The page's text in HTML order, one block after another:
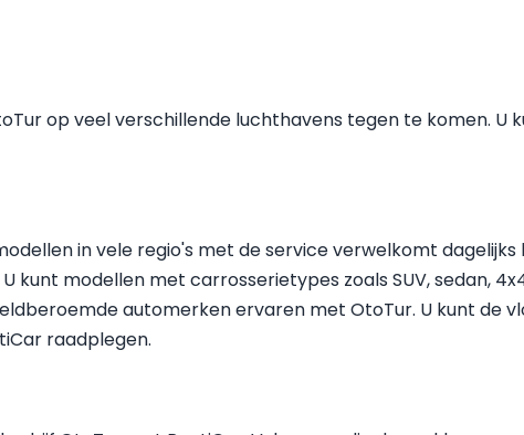
op veel verschillende luchthavens tegen te komen. U
in vele regio's met de service verwelkomt
modellen met carrosserietypes zoals SUV, sedan,
automerken ervaren met OtoTur. U kunt de
raadplegen.